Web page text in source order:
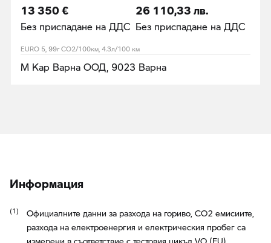
13 350 €
Без приспадане на ДДС
26 110,33 лв.
Без приспадане на ДДС
EURO 5, 99г CO2/100км, 4.3л/100 км
М Кар Варна ООД, 9023 Варна
Информация
Официалните данни за разхода на гориво, CO2 емисиите,
разхода на електроенергия и електрическия пробег са